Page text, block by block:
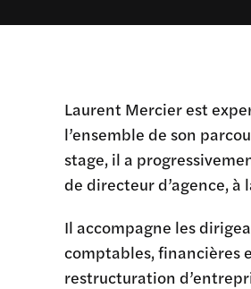
Laurent Mercier est
l’ensemble de son
stage, il a
de directeur d’agence, à
Il accompagne les
comptables, financières
restructuration